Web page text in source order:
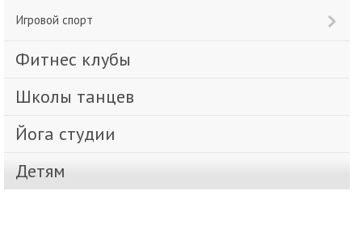
Игровой спорт
Фитнес клубы
Школы танцев
Йога студии
Детям